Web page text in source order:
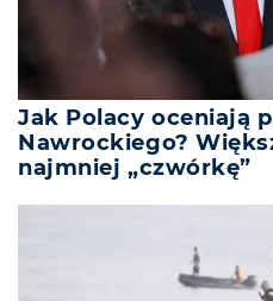
Jak Polacy oceniają
Nawrockiego?
najmniej „czwórkę”